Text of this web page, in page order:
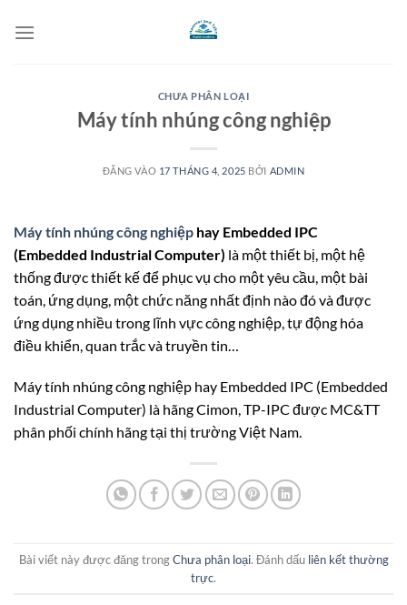
qua
CHƯA PHÂN LOẠI
Máy tính nhúng công nghiệp
ĐĂNG VÀO 17 THÁNG 4, 2025 BỞI ADMIN
Máy tính nhúng công nghiệp hay Embedded IPC
(Embedded Industrial Computer) là một thiết bị, một hệ
thống được thiết kế để phục vụ cho một yêu cầu, một bài
toán, ứng dụng, một chức năng nhất định nào đó và được
ứng dụng nhiều trong lĩnh vực công nghiệp, tự động hóa
điều khiển, quan trắc và truyền tin…
Máy tính nhúng công nghiệp hay Embedded IPC (Embedded
Industrial Computer) là hãng Cimon, TP-IPC được MC&TT
phân phối chính hãng tại thị trường Việt Nam.
Bài viết này được đăng trongChưa phân loại. Đánh dấu liên kết thường
trực.